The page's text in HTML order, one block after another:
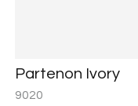
Partenon Ivory
9020